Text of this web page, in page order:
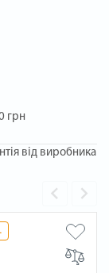
грн
від виробника